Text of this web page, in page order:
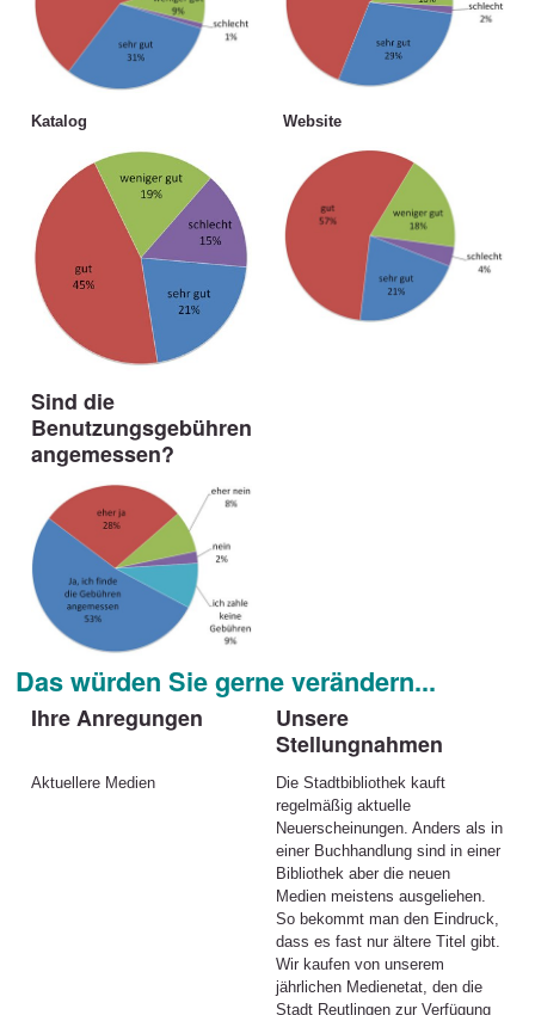
Katalog Website
Sind die
Benutzungsgebühren
angemessen?
Das würden Sie gerne verändern...
Ihre Anregungen
Unsere
Stellungnahmen
Aktuellere Medien
Die Stadtbibliothek kauft
regelmäßig aktuelle
Neuerscheinungen. Anders als in
einer Buchhandlung sind in einer
Bibliothek aber die neuen
Medien meistens ausgeliehen.
So bekommt man den Eindruck,
dass es fast nur ältere Titel gibt.
Wir kaufen von unserem
jährlichen Medienetat, den die
Stadt Reutlingen zur Verfügung